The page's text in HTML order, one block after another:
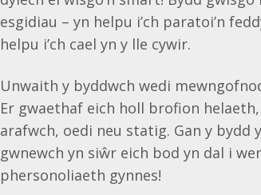
esgidiau – yn helpu i’ch paratoi’n
helpu i’ch cael yn y lle cywir.
Unwaith y byddwch wedi
Er gwaethaf eich holl brofion
arafwch, oedi neu statig. Gan y
gwnewch yn siŵr eich bod yn dal i
phersonoliaeth gynnes!